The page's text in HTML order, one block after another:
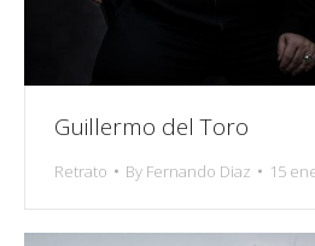
Guillermo del Toro
Retrato By Fernando Diaz 15